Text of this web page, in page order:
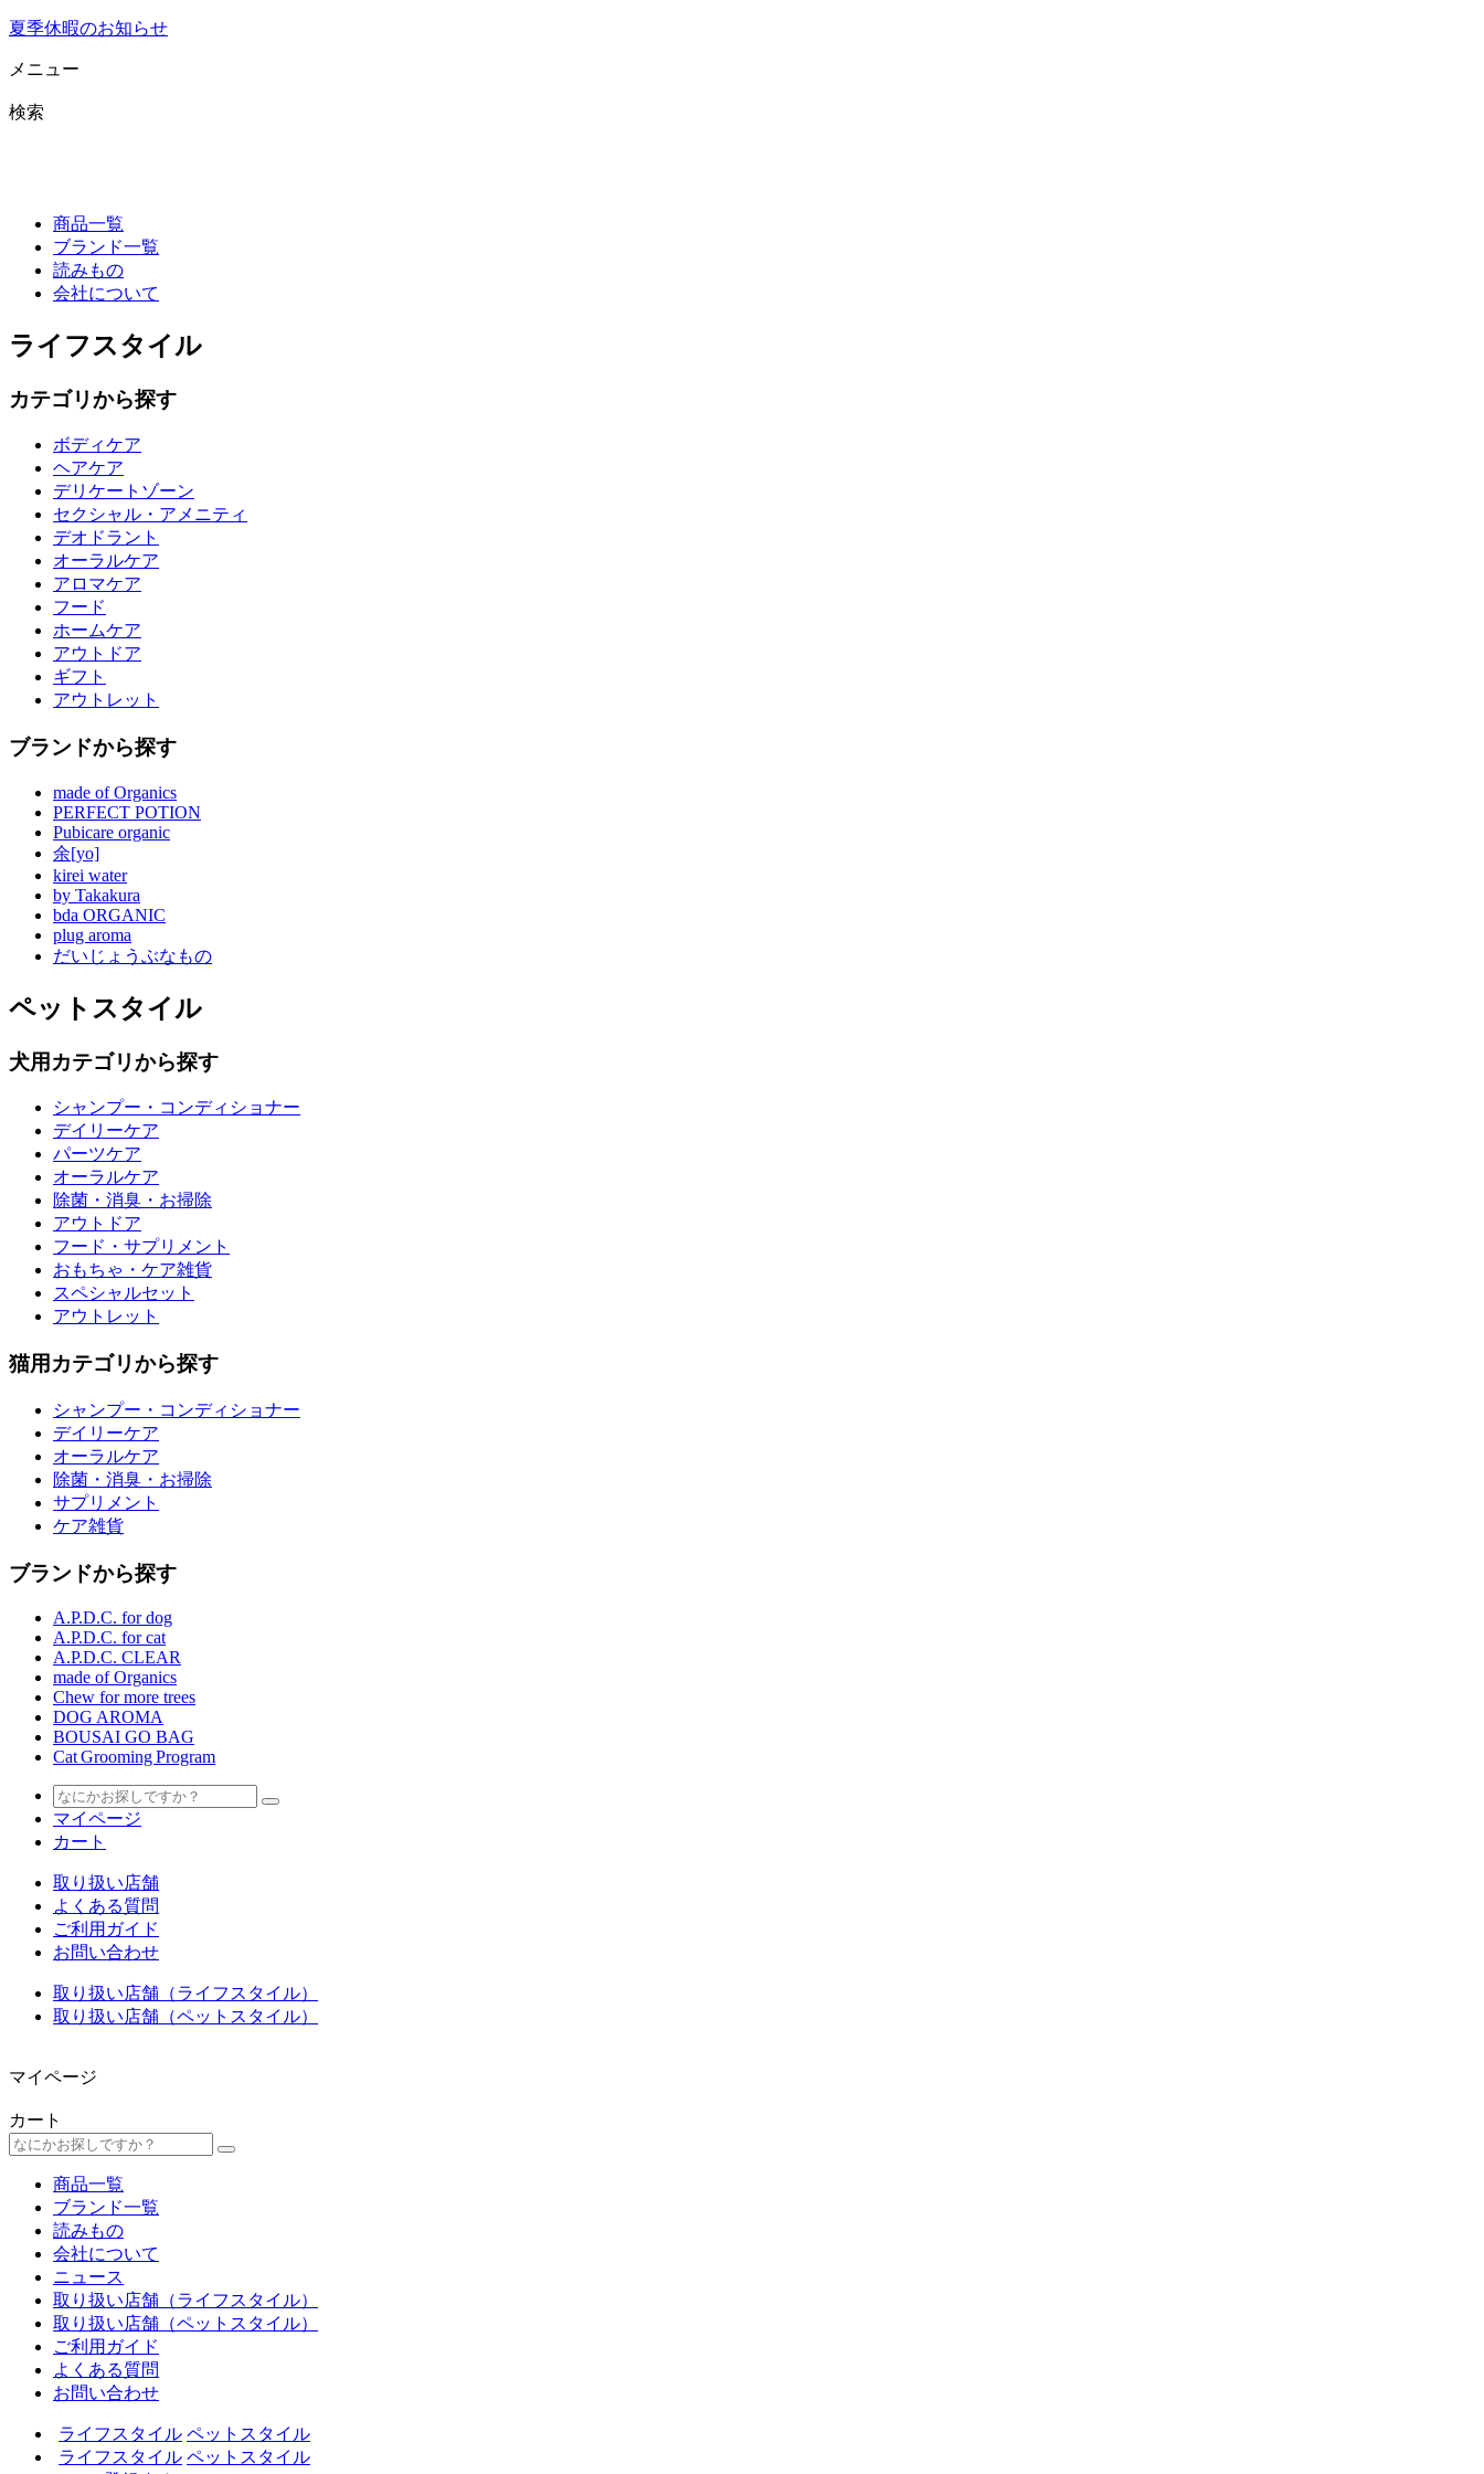
夏季休暇のお知らせ
メニュー
検索
商品一覧
ブランド一覧
読みもの
会社について
ライフスタイル
カテゴリから探す
ボディケア
ヘアケア
デリケートゾーン
セクシャル・アメニティ
デオドラント
オーラルケア
アロマケア
フード
ホームケア
アウトドア
ギフト
アウトレット
ブランドから探す
made of Organics
PERFECT POTION
Pubicare organic
余[yo]
kirei water
by Takakura
bda ORGANIC
plug aroma
だいじょうぶなもの
ペットスタイル
犬用カテゴリから探す
シャンプー・コンディショナー
デイリーケア
パーツケア
オーラルケア
除菌・消臭・お掃除
アウトドア
フード・サプリメント
おもちゃ・ケア雑貨
スペシャルセット
アウトレット
猫用カテゴリから探す
シャンプー・コンディショナー
デイリーケア
オーラルケア
除菌・消臭・お掃除
サプリメント
ケア雑貨
ブランドから探す
A.P.D.C. for dog
A.P.D.C. for cat
A.P.D.C. CLEAR
made of Organics
Chew for more trees
DOG AROMA
BOUSAI GO BAG
Cat Grooming Program
マイページ
カート
取り扱い店舗
よくある質問
ご利用ガイド
お問い合わせ
取り扱い店舗（ライフスタイル）
取り扱い店舗（ペットスタイル）
マイページ
カート
商品一覧
ブランド一覧
読みもの
会社について
ニュース
取り扱い店舗（ライフスタイル）
取り扱い店舗（ペットスタイル）
ご利用ガイド
よくある質問
お問い合わせ
ライフスタイル ペットスタイル
ライフスタイル ペットスタイル